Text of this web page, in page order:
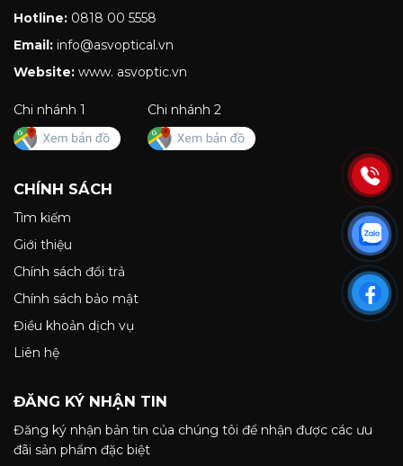
Hotline: 0818 00 5558
Email: info@asvoptical.vn
Website: www. asvoptic.vn
Chi nhánh 1 Chi nhánh 2
CHÍNH SÁCH
Tìm kiếm
Giới thiệu
Chính sách đổi trả
Chính sách bảo mật
Điều khoản dịch vụ
Liên hệ
ĐĂNG KÝ NHẬN TIN
Đăng ký nhận bản tin của chúng tôi để nhận được các ưu
đãi sản phẩm đặc biệt